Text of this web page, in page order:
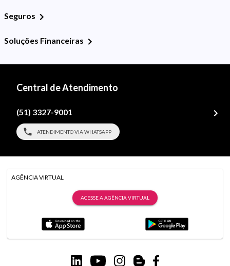
Seguros
Soluções Financeiras
Central de Atendimento
(51) 3327-9001
ATENDIMENTO VIA WHATSAPP
AGÊNCIA VIRTUAL
ACESSE A AGÊNCIA VIRTUAL